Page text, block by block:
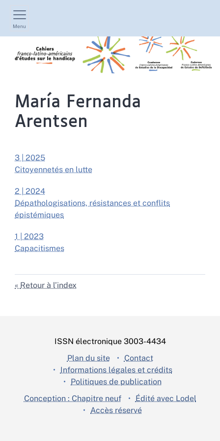
Menu
María Fernanda
Arentsen
3 | 2025
Citoyennetés en lutte
2 | 2024
Dépathologisations, résistances et conflits
épistémiques
1 | 2023
Capacitismes
Retour à l’index
ISSN électronique 3003-4434
Plan du site
Contact
Informations légales et crédits
Politiques de publication
Conception : Chapitre neuf
Édité avec Lodel
Accès réservé